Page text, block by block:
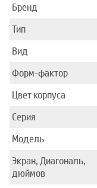
Бренд
Тип
Вид
Форм-фактор
Цвет корпуса
Серия
Модель
Экран, Диагональ,
дюймов